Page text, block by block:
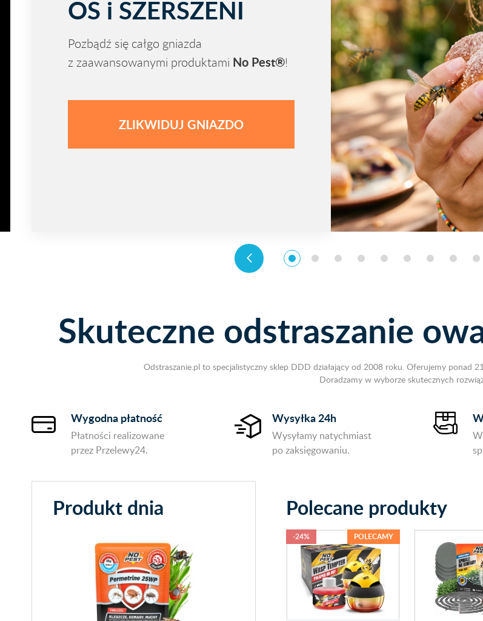
OS i SZERSZENI
Pozbądź się całgo gniazda
z zaawansowanymi produktami No Pest®!
ZLIKWIDUJ GNIAZDO
Skuteczne odstraszanie
Odstraszanie.pl to specjalistyczny sklep DDD działający od 2008 roku. Oferujemy ponad
Doradzamy w wyborze skutecznych
Wygodna płatność
Płatności realizowane
przez Przelewy24.
Wysyłka 24h
Wysyłamy natychmiast
po zaksięgowaniu.
Produkt dnia Polecane produkty
-24% POLECAMY